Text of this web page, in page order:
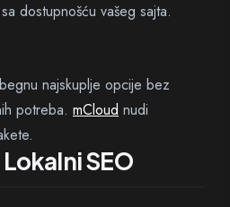
dostupnošću vašeg sajta.
najskuplje opcije bez
potreba. mCloud nudi
SEO